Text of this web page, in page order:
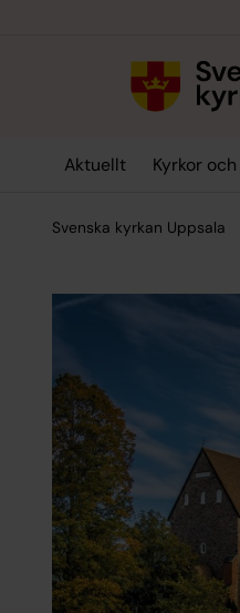
Aktuellt Kyrkor
Svenska kyrkan Uppsala